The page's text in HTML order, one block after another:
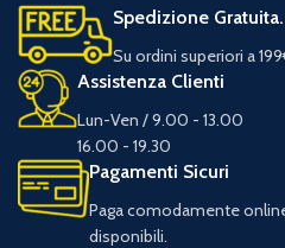
Spedizione Gratuita.
Su ordini superiori a
Assistenza Clienti
Lun-Ven / 9.00 - 13.00
16.00 - 19.30
Pagamenti Sicuri
Paga comodamente
disponibili.